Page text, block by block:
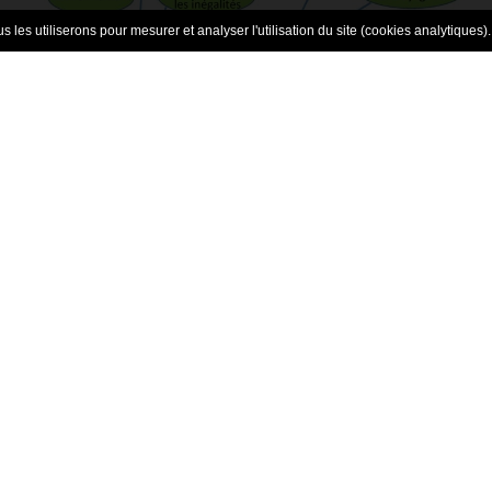
les utiliserons pour mesurer et analyser l'utilisation du site (cookies analytiques).